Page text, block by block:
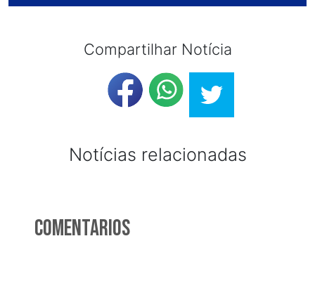
Compartilhar Notícia
Notícias relacionadas
Comentarios